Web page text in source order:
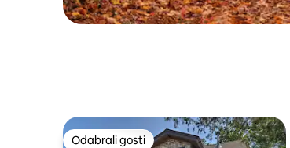
Odabrali gosti